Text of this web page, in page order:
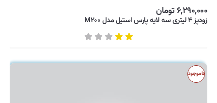
۶,۲۹۰,۰۰۰ تومان
زودپز ۴ لیتری سه لایه پارس استیل مدل M۲۰۰
ناموجود